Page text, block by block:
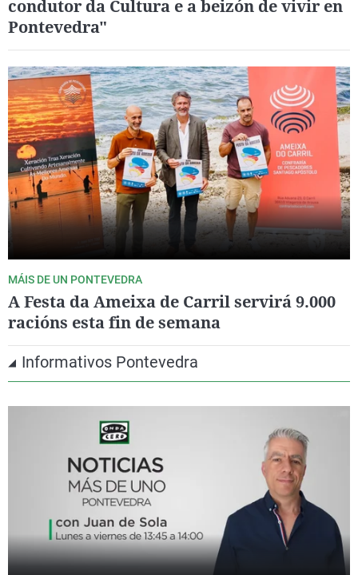
condutor da Cultura e a beizón de vivir en
Pontevedra"
MÁIS DE UN PONTEVEDRA
A Festa da Ameixa de Carril servirá 9.000
racións esta fin de semana
Informativos Pontevedra